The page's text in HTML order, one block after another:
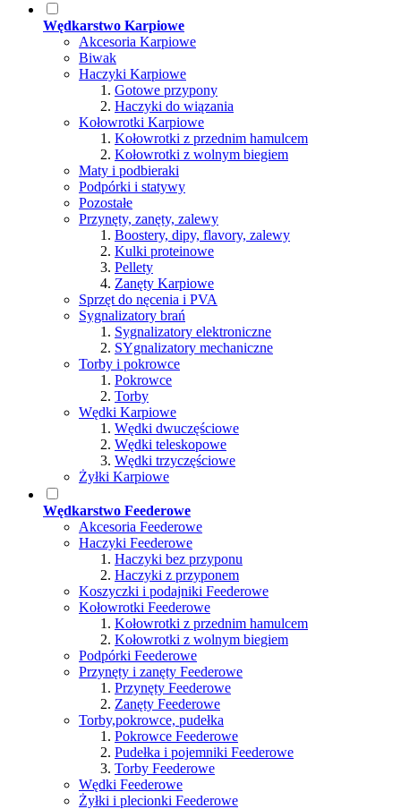
Wędkarstwo Karpiowe
Akcesoria Karpiowe
Biwak
Haczyki Karpiowe
Gotowe przypony
Haczyki do wiązania
Kołowrotki Karpiowe
Kołowrotki z przednim hamulcem
Kołowrotki z wolnym biegiem
Maty i podbieraki
Podpórki i statywy
Pozostałe
Przynęty, zanęty, zalewy
Boostery, dipy, flavory, zalewy
Kulki proteinowe
Pellety
Zanęty Karpiowe
Sprzęt do nęcenia i PVA
Sygnalizatory brań
Sygnalizatory elektroniczne
SYgnalizatory mechaniczne
Torby i pokrowce
Pokrowce
Torby
Wędki Karpiowe
Wędki dwuczęściowe
Wędki teleskopowe
Wędki trzyczęściowe
Żyłki Karpiowe
Wędkarstwo Feederowe
Akcesoria Feederowe
Haczyki Feederowe
Haczyki bez przyponu
Haczyki z przyponem
Koszyczki i podajniki Feederowe
Kołowrotki Feederowe
Kołowrotki z przednim hamulcem
Kołowrotki z wolnym biegiem
Podpórki Feederowe
Przynęty i zanęty Feederowe
Przynęty Feederowe
Zanęty Feederowe
Torby,pokrowce, pudełka
Pokrowce Feederowe
Pudełka i pojemniki Feederowe
Torby Feederowe
Wędki Feederowe
Żyłki i plecionki Feederowe